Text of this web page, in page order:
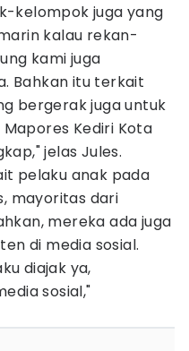
kelompok juga yang
kalau rekan-
kami juga
Bahkan itu terkait
bergerak juga untuk
Kediri Kota
jelas Jules.
pelaku anak pada
mayoritas dari
mereka ada juga
di media sosial.
diajak ya,
sosial,"